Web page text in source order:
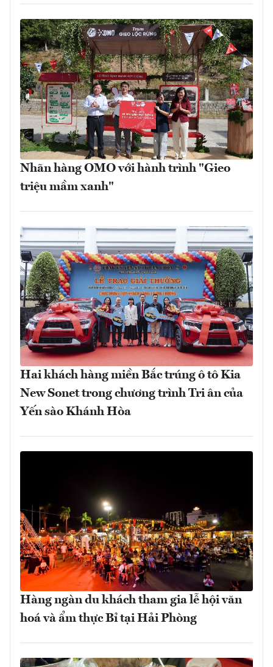
Nhãn hàng OMO với hành trình "Gieo
triệu mầm xanh"
Hai khách hàng miền Bắc trúng ô tô Kia
New Sonet trong chương trình Tri ân của
Yến sào Khánh Hòa
Hàng ngàn du khách tham gia lễ hội văn
hoá và ẩm thực Bỉ tại Hải Phòng